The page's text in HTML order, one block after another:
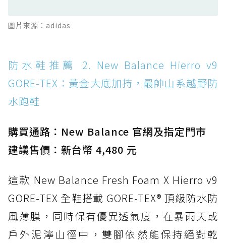
Boot：馬汀首款雨靴登場，經典八孔加上全防
防水鞋推薦 14. SKECHERS BADGER
WATERPROOF：一踩即穿懶人神器！搭載固特
異大底與全防水厚底健走鞋
防水鞋推薦 15. Brooks Cascadia 19 GTX：注
圖片來源：adidas
防水鞋推薦 2. New Balance Hierro v9
GORE-TEX：黃金大底加持，最帥山系越野防
水跑鞋
購買通路：New Balance 官網及指定門市
建議售價：新台幣 4,480 元
這款 New Balance Fresh Foam X Hierro v9
GORE-TEX 全鞋搭載 GORE-TEX® 頂級防水防
風薄膜，同時保有優異透氣度，在暴雨天或
戶外泥濘山徑中，雙腳依然能保持絕對乾